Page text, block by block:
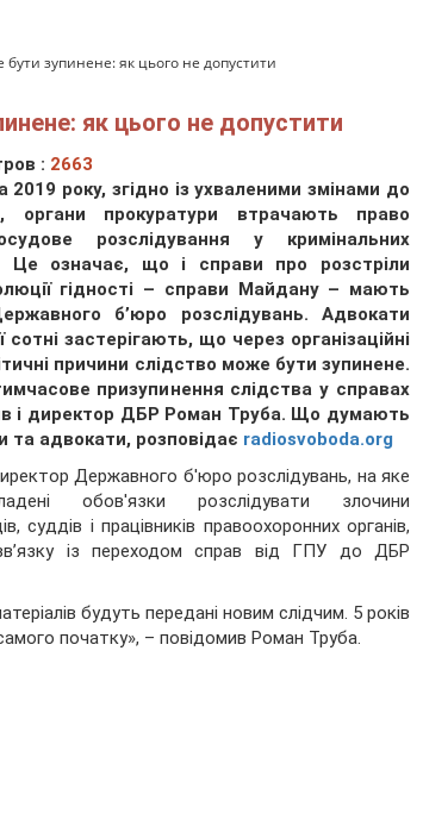
зупинене: як цього не допустити
як цього не допустити
: 2663
2019 року, згідно із ухваленими змінами до
органи прокуратури втрачають право
розслідування у кримінальних
Це означає, що і справи про розстріли
гідності – справи Майдану – мають
б’юро розслідувань. Адвокати
застерігають, що через організаційні
причини слідство може бути зупинене.
призупинення слідства у справах
і директор ДБР Роман Труба. Що думають
та адвокати, розповідає radiosvoboda.org
Державного б'юро розслідувань, на яке
обов'язки розслідувати злочини
суддів і працівників правоохоронних органів,
із переходом справ від ГПУ до ДБР
будуть передані новим слідчим. 5 років
початку», – повідомив Роман Труба.